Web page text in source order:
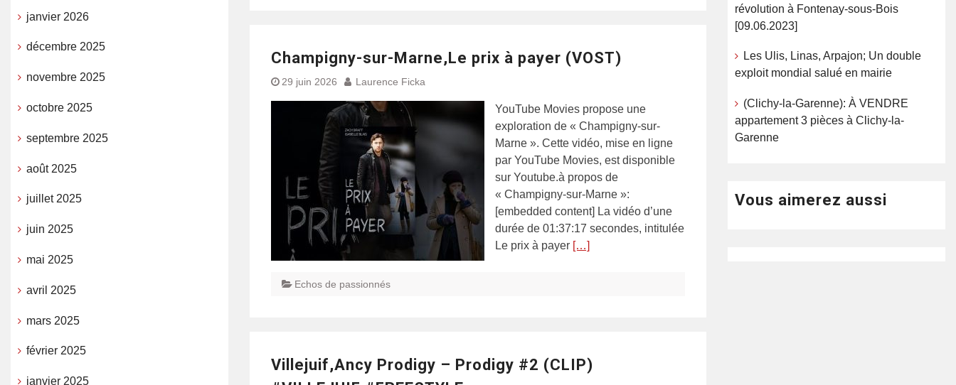
Champigny-sur-Marne,Le prix à payer (VOST)
29 juin 2026 Laurence Ficka
YouTube Movies propose une
exploration de « Champigny-sur-
Marne ». Cette vidéo, mise en ligne
par YouTube Movies, est disponible
sur Youtube.à propos de
« Champigny-sur-Marne »:
[embedded content] La vidéo d’une
durée de 01:37:17 secondes, intitulée
Le prix à payer […]
Echos de passionnés
Villejuif,Ancy Prodigy – Prodigy #2 (CLIP)
révolution à Fontenay-sous-Bois
[09.06.2023]
Les Ulis, Linas, Arpajon; Un double
exploit mondial salué en mairie
(Clichy-la-Garenne): À VENDRE
appartement 3 pièces à Clichy-la-
Garenne
Vous aimerez aussi
janvier 2026
décembre 2025
novembre 2025
octobre 2025
septembre 2025
août 2025
juillet 2025
juin 2025
mai 2025
avril 2025
mars 2025
février 2025
janvier 2025